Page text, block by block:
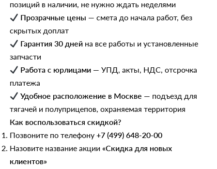
позиций в наличии, не нужно ждать неделями
Прозрачные цены — смета до начала работ, без
скрытых доплат
Гарантия 30 дней на все работы и установленные
запчасти
Работа с юрлицами — УПД, акты, НДС, отсрочка
платежа
Удобное расположение в Москве — подъезд для
тягачей и полуприцепов, охраняемая территория
Как воспользоваться скидкой?
Позвоните по телефону +7 (499) 648-20-00
Назовите название акции «Скидка для новых
клиентов»